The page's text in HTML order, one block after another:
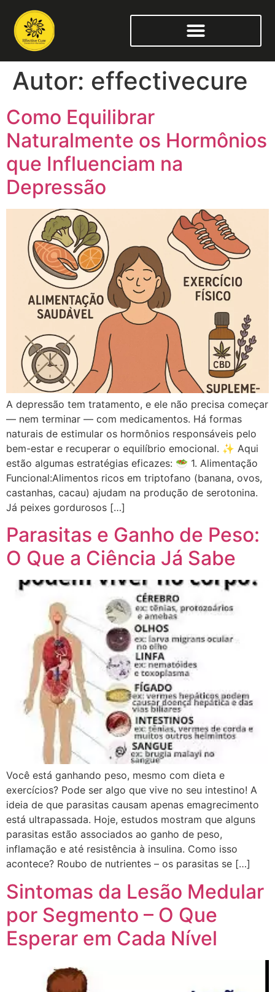
Autor: effectivecure
Como Equilibrar
Naturalmente os Hormônios
que Influenciam na
Depressão
A depressão tem tratamento, e ele não precisa começar
— nem terminar — com medicamentos. Há formas
naturais de estimular os hormônios responsáveis pelo
bem-estar e recuperar o equilíbrio emocional. ✨ Aqui
estão algumas estratégias eficazes: 🥗 1. Alimentação
Funcional:Alimentos ricos em triptofano (banana, ovos,
castanhas, cacau) ajudam na produção de serotonina.
Já peixes gordurosos […]
Parasitas e Ganho de Peso:
O Que a Ciência Já Sabe
Você está ganhando peso, mesmo com dieta e
exercícios? Pode ser algo que vive no seu intestino! A
ideia de que parasitas causam apenas emagrecimento
está ultrapassada. Hoje, estudos mostram que alguns
parasitas estão associados ao ganho de peso,
inflamação e até resistência à insulina. Como isso
acontece? Roubo de nutrientes – os parasitas se […]
Sintomas da Lesão Medular
por Segmento – O Que
Esperar em Cada Nível